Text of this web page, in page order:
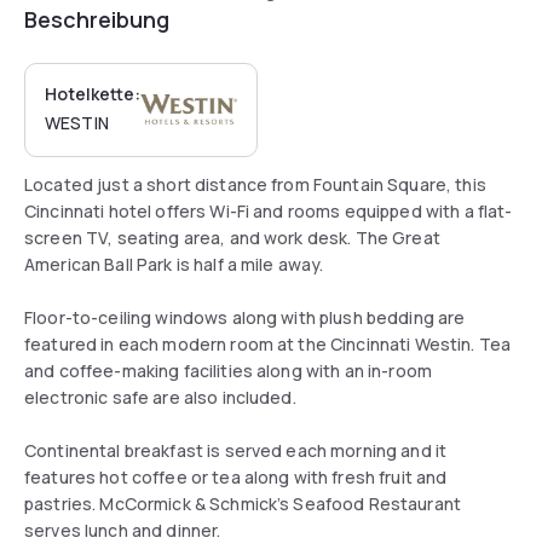
Beschreibung
Hotelkette:
WESTIN
Located just a short distance from Fountain Square, this
Cincinnati hotel offers Wi-Fi and rooms equipped with a flat-
screen TV, seating area, and work desk. The Great
American Ball Park is half a mile away.
Floor-to-ceiling windows along with plush bedding are
featured in each modern room at the Cincinnati Westin. Tea
and coffee-making facilities along with an in-room
electronic safe are also included.
Continental breakfast is served each morning and it
features hot coffee or tea along with fresh fruit and
pastries. McCormick & Schmick’s Seafood Restaurant
serves lunch and dinner.